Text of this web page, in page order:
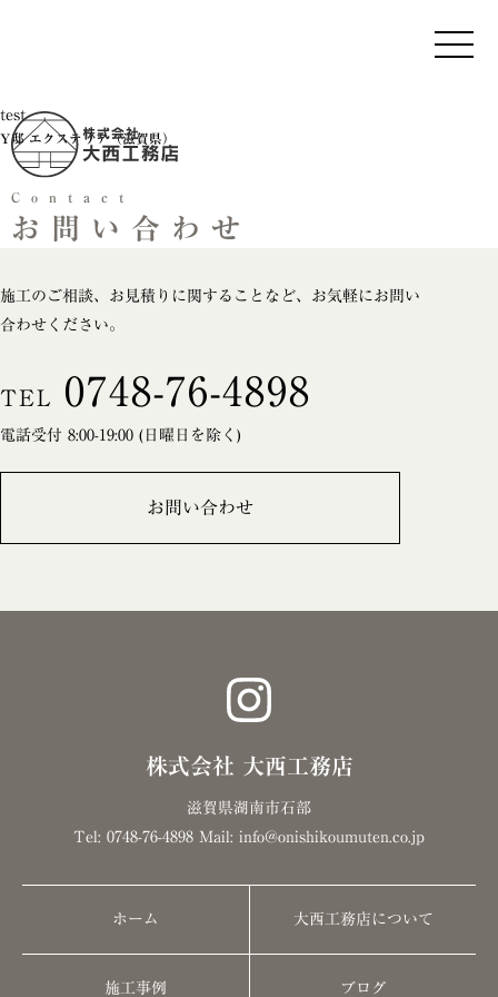
test
Y邸 エクステリア（滋賀県）
施工のご相談、お見積りに関することなど、お気軽にお問い
合わせください。
TEL 0748-76-4898
電話受付 8:00-19:00 (日曜日を除く)
お問い合わせ
Contact
お問い合わせ
株式会社 大西工務店
滋賀県湖南市石部
Tel: 0748-76-4898 Mail: info@onishikoumuten.co.jp
ホーム 大西工務店について
施工事例 ブログ